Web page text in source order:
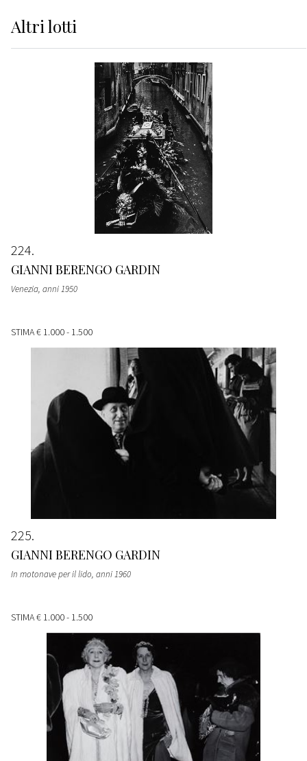
Altrilotti
224
GIANNI BERENGO GARDIN
Venezia, anni 1950
STIMA€ 1.000 - 1.500
225
GIANNI BERENGO GARDIN
In motonave per il lido, anni 1960
STIMA€ 1.000 - 1.500